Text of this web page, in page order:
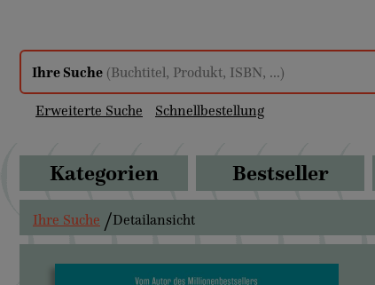
Ihre Suche (Buchtitel, Produkt, ISBN, ...)
Erweiterte Suche Schnellbestellung
Kategorien Bestseller
Ihre Suche Detailansicht